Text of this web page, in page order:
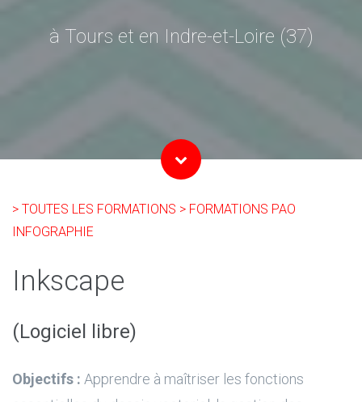
à Tours et en Indre-et-Loire (37)
> TOUTES LES FORMATIONS > FORMATIONS PAO
INFOGRAPHIE
Inkscape
(Logiciel libre)
Objectifs : Apprendre à maîtriser les fonctions